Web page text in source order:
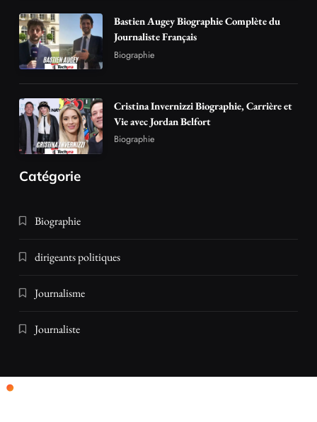
Bastien Augey Biographie Complète du
Journaliste Français
Biographie
Cristina Invernizzi Biographie, Carrière et
Vie avec Jordan Belfort
Biographie
Catégorie
Biographie
dirigeants politiques
Journalisme
Journaliste